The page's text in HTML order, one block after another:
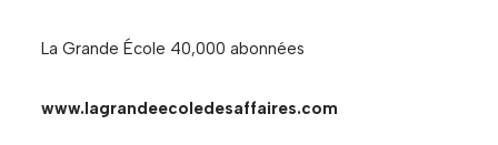
La Grande École 40,000 abonnées
www.lagrandeecoledesaffaires.com